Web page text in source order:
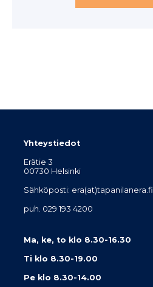
Yhteystiedot
Erätie 3
00730 Helsinki
Sähköposti: era(at)tapanilanera.fi
puh. 029 193 4200
Ma, ke, to klo 8.30-16.30
Ti klo 8.30-19.00
Pe klo 8.30-14.00